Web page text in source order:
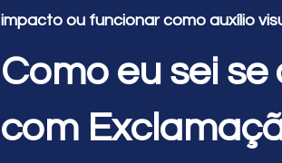
impacto ou funcionar como auxílio
Como eu sei
com